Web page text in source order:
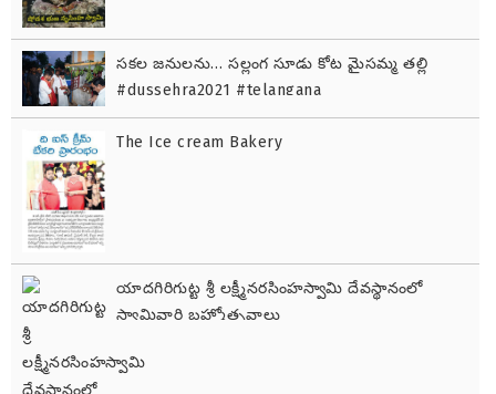
సకల జనులను… సల్లంగ సూడు కోట మైసమ్మ తల్లి
#dussehra2021 #telangana
The Ice cream Bakery
యాదగిరిగుట్ట శ్రీ లక్ష్మీనరసింహస్వామి దేవస్థానంలో
స్వామివారి బ్రహ్మోత్సవాలు